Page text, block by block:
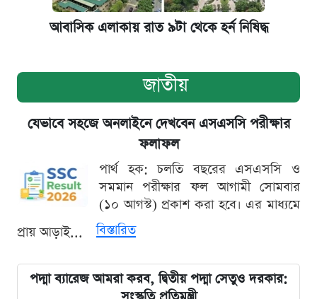
আবাসিক এলাকায় রাত ৯টা থেকে হর্ন নিষিদ্ধ
জাতীয়
যেভাবে সহজে অনলাইনে দেখবেন এসএসসি পরীক্ষার
ফলাফল
পার্থ হক: চলতি বছরের এসএসসি ও
সমমান পরীক্ষার ফল আগামী সোমবার
(১০ আগস্ট) প্রকাশ করা হবে। এর মাধ্যমে
প্রায় আড়াই...
বিস্তারিত
পদ্মা ব্যারেজ আমরা করব, দ্বিতীয় পদ্মা সেতুও দরকার: